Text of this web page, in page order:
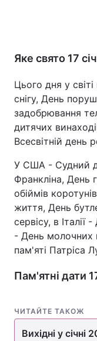
Україна
Економіка
Спорт
Техно і зв'язок
Зброя
Здоров'я
Цікавинки
Екологія
Лонгріди
Відео з Youtube
Інтерв'ю
Яке свято 17
Цього дня у
снігу, День
задобрювання
дитячих
Всесвітній день
У США - Судний
Франкліна, День
обіймів
життя, День
сервісу, в Італії
- День молочних
пам'яті Патріса
Пам'ятні дати
ЧИТАЙТЕ ТАКОЖ
Вихідні у січні